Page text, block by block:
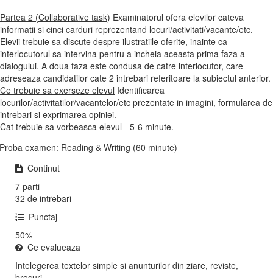
Partea 2 (Collaborative task) Examinatorul ofera elevilor cateva
informatii si cinci carduri reprezentand locuri/activitati/vacante/etc.
Elevii trebuie sa discute despre ilustratiile oferite, inainte ca
interlocutorul sa intervina pentru a incheia aceasta prima faza a
dialogului. A doua faza este condusa de catre interlocutor, care
adreseaza candidatilor cate 2 intrebari referitoare la subiectul anterior.
Ce trebuie sa exerseze elevul Identificarea
locurilor/activitatilor/vacantelor/etc prezentate in imagini, formularea de
intrebari si exprimarea opiniei.
Cat trebuie sa vorbeasca elevul - 5-6 minute.
Proba examen: Reading & Writing (60 minute)
Continut
7 parti
32 de intrebari
Punctaj
50%
Ce evalueaza
Intelegerea textelor simple si anunturilor din ziare, reviste,